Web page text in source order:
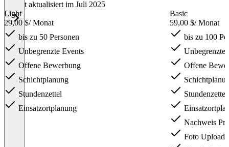
Zuletzt aktualisiert im Juli 2025
Light
29,00 $/ Monat
bis zu 50 Personen
Unbegrenzte Events
Offene Bewerbung
Schichtplanung
Stundenzettel
Einsatzortplanung
Basic
59,00 $/ Monat
bis zu 100
Unbegrenzte
Offene
Stundenzettel
Nachweis
Foto Upload